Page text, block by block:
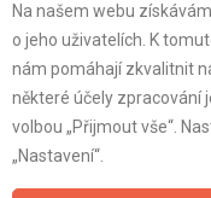
Na našem webu
o jeho uživatelích. K
nám pomáhají zkvalitnit
některé účely zpracování
volbou „Přijmout vše“.
„Nastavení“.